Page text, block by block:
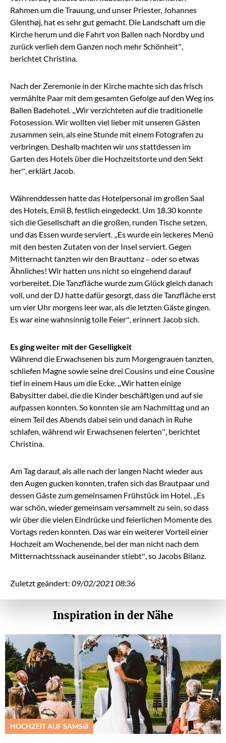
Rahmen um die Trauung, und unser Priester, Johannes
Glenthøj, hat es sehr gut gemacht. Die Landschaft um die
Kirche herum und die Fahrt von Ballen nach Nordby und
zurück verlieh dem Ganzen noch mehr Schönheit”,
berichtetChristina.
Nach der Zeremonie in der Kirche machte sich das frisch
vermählte Paar mit dem gesamten Gefolge auf den Weg ins
Ballen Badehotel. „Wir verzichteten auf die traditionelle
Fotosession. Wir wollten viel lieber mit unseren Gästen
zusammen sein, als eine Stunde mit einem Fotografen zu
verbringen. Deshalb machten wir uns stattdessen im
Garten des Hotels über die Hochzeitstorte und den Sekt
her“, erklärt Jacob.
Währenddessen hatte das Hotelpersonal im großen Saal
des Hotels, Emil B, festlich eingedeckt. Um 18.30 konnte
sich die Gesellschaft an die großen, runden Tische setzen,
und das Essen wurde serviert. „Es wurdeein leckeres Menü
mit den besten Zutaten von der Insel serviert. Gegen
Mitternacht tanzten wir den Brauttanz–oder so etwas
Ähnliches! Wir hatten uns nicht so eingehend darauf
vorbereitet. Die Tanzfläche wurde zum Glück gleich danach
voll, und der DJ hatte dafür gesorgt, dass die Tanzfläche erst
um vier Uhr morgens leer war, als die letzten Gäste gingen.
Es war eine wahnsinnig tolle Feier“, erinnert Jacob sich.
Es ging weiter mit der Geselligkeit
Während die Erwachsenen bis zum Morgengrauen tanzten,
schliefen Magne sowie seine drei Cousins und eine Cousine
tief in einem Haus um die Ecke. „Wir hatten einige
Babysitter dabei, die die Kinder beschäftigen und auf sie
aufpassen konnten. So konnten sie am Nachmittag und an
einem Teil des Abends dabei sein und danach in Ruhe
schlafen, während wir Erwachsenen feierten”, berichtet
Christina.
Am Tag darauf, als alle nach der langen Nacht wieder aus
den Augen gucken konnten, trafen sich das Brautpaar und
dessen Gäste zum gemeinsamen Frühstück im Hotel. „Es
war schön, wieder gemeinsamversammelt zu sein, so dass
wir über die vielen Eindrücke und feierlichen Momente des
Vortags reden konnten. Das war ein weiterer Vorteil einer
Hochzeit am Wochenende, bei der man nicht nach dem
Mitternachtssnack auseinander stiebt“, so Jacobs Bilanz.
Zuletzt geändert: 09/02/2021 08:36
Inspiration in der Nähe
HOCHZEIT AUF SAMSØ